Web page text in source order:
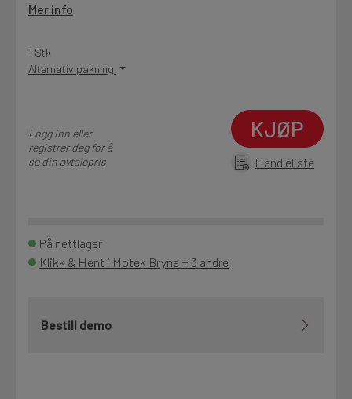
Kampanjer
Produktnyheter
Siste nytt om dine favorittprodukter
Mer info
1 Stk
Alternativ pakning
Logg inn eller
registrer deg for å
se din avtalepris
KJØP
Handleliste
På nettlager
Klikk & Hent i Motek Bryne + 3 andre
Bestill demo